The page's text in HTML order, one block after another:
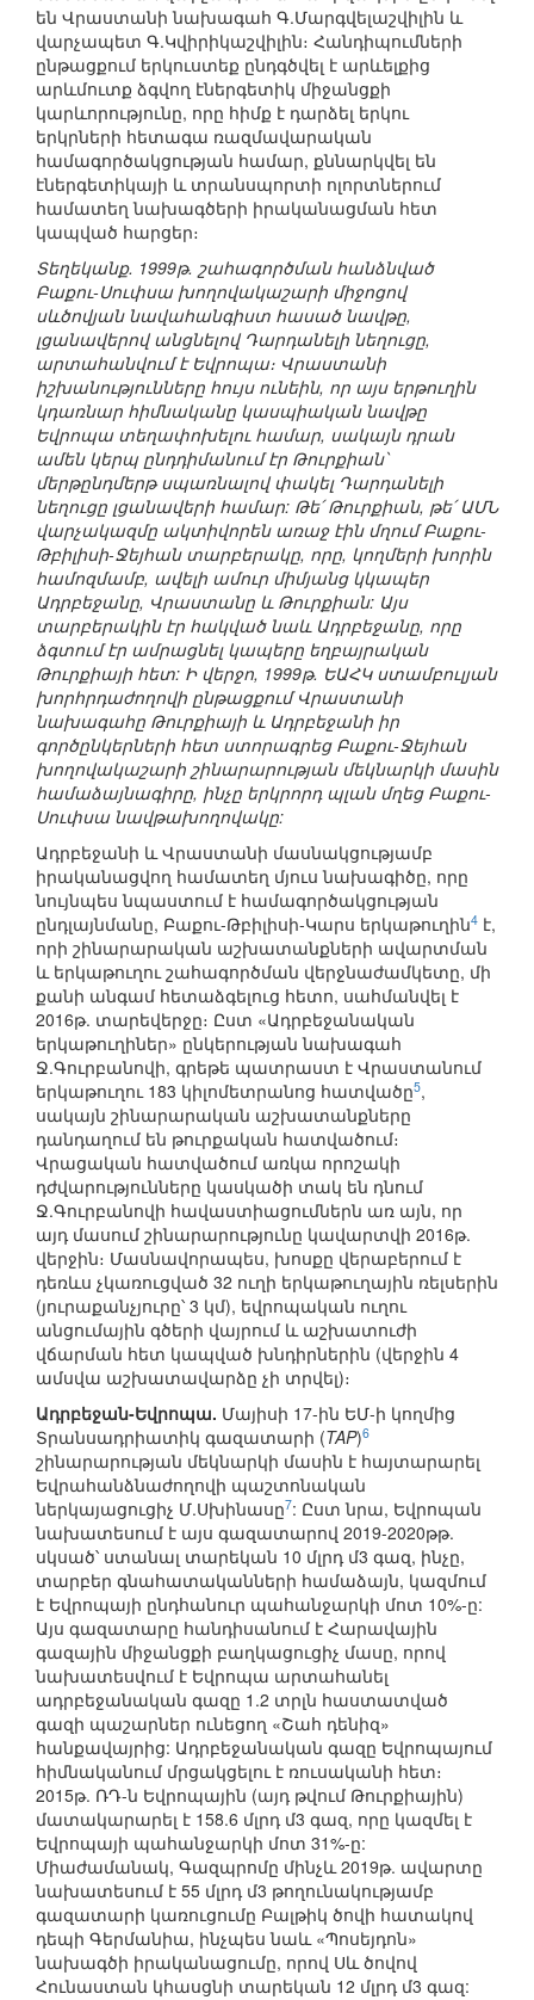
են Վրաստանի նախագահ Գ.Մարգվելաշվիլին և
վարչապետ Գ.Կվիրիկաշվիլին։ Հանդիպումների
ընթացքում երկուստեք ընդգծվել է արևելքից
արևմուտք ձգվող էներգետիկ միջանցքի
կարևորությունը, որը հիմք է դարձել երկու
երկրների հետագա ռազմավարական
համագործակցության համար, քննարկվել են
էներգետիկայի և տրանսպորտի ոլորտներում
համատեղ նախագծերի իրականացման հետ
կապված հարցեր։
Տեղեկանք. 1999թ. շահագործման հանձնված
Բաքու-Սուփսա խողովակաշարի միջոցով
սևծովյան նավահանգիստ հասած նավթը,
լցանավերով անցնելով Դարդանելի նեղուցը,
արտահանվում է Եվրոպա։ Վրաստանի
իշխանությունները հույս ունեին, որ այս երթուղին
կդառնար հիմնականը կասպիական նավթը
Եվրոպա տեղափոխելու համար, սակայն դրան
ամեն կերպ ընդդիմանում էր Թուրքիան՝
մերթընդմերթ սպառնալով փակել Դարդանելի
նեղուցը լցանավերի համար: Թե՛ Թուրքիան, թե՛ ԱՄՆ
վարչակազմը ակտիվորեն առաջ էին մղում Բաքու-
Թբիլիսի-Ջեյհան տարբերակը, որը, կողմերի խորին
համոզմամբ, ավելի ամուր միմյանց կկապեր
Ադրբեջանը, Վրաստանը և Թուրքիան: Այս
տարբերակին էր հակված նաև Ադրբեջանը, որը
ձգտում էր ամրացնել կապերը եղբայրական
Թուրքիայի հետ: Ի վերջո, 1999թ. ԵԱՀԿ ստամբուլյան
խորհրդաժողովի ընթացքում Վրաստանի
նախագահը Թուրքիայի և Ադրբեջանի իր
գործընկերների հետ ստորագրեց Բաքու-Ջեյհան
խողովակաշարի շինարարության մեկնարկի մասին
համաձայնագիրը, ինչը երկրորդ պլան մղեց Բաքու-
Սուփսա նավթախողովակը:
Ադրբեջանի և Վրաստանի մասնակցությամբ
իրականացվող համատեղ մյուս նախագիծը, որը
նույնպես նպաստում է համագործակցության
ընդլայնմանը, Բաքու-Թբիլիսի-Կարս երկաթուղին4 է,
որի շինարարական աշխատանքների ավարտման
և երկաթուղու շահագործման վերջնաժամկետը, մի
քանի անգամ հետաձգելուց հետո, սահմանվել է
2016թ. տարեվերջը։ Ըստ «Ադրբեջանական
երկաթուղիներ» ընկերության նախագահ
Ջ.Գուրբանովի, գրեթե պատրաստ է Վրաստանում
երկաթուղու 183 կիլոմետրանոց հատվածը5,
սակայն շինարարական աշխատանքները
դանդաղում են թուրքական հատվածում։
Վրացական հատվածում առկա որոշակի
դժվարությունները կասկածի տակ են դնում
Ջ.Գուրբանովի հավաստիացումներն առ այն, որ
այդ մասում շինարարությունը կավարտվի 2016թ.
վերջին։ Մասնավորապես, խոսքը վերաբերում է
դեռևս չկառուցված 32 ուղի երկաթուղային ռելսերին
(յուրաքանչյուրը՝ 3 կմ), եվրոպական ուղու
անցումային գծերի վայրում և աշխատուժի
վճարման հետ կապված խնդիրներին (վերջին 4
ամսվա աշխատավարձը չի տրվել)։
Ադրբեջան-Եվրոպա. Մայիսի 17-ին ԵՄ-ի կողմից
Տրանսադրիատիկ գազատարի (TAP)6
շինարարության մեկնարկի մասին է հայտարարել
Եվրահանձնաժողովի պաշտոնական
ներկայացուցիչ Մ.Սխինասը7: Ըստ նրա, Եվրոպան
նախատեսում է այս գազատարով 2019-2020թթ.
սկսած՝ ստանալ տարեկան 10 մլրդ մ3 գազ, ինչը,
տարբեր գնահատականների համաձայն, կազմում
է Եվրոպայի ընդհանուր պահանջարկի մոտ 10%-ը:
Այս գազատարը հանդիսանում է Հարավային
գազային միջանցքի բաղկացուցիչ մասը, որով
նախատեսվում է Եվրոպա արտահանել
ադրբեջանական գազը 1.2 տրլն հաստատված
գազի պաշարներ ունեցող «Շահ դենիզ»
հանքավայրից: Ադրբեջանական գազը Եվրոպայում
հիմնականում մրցակցելու է ռուսականի հետ։
2015թ. ՌԴ-ն Եվրոպային (այդ թվում Թուրքիային)
մատակարարել է 158.6 մլրդ մ3 գազ, որը կազմել է
Եվրոպայի պահանջարկի մոտ 31%-ը:
Միաժամանակ, Գազպրոմը մինչև 2019թ. ավարտը
նախատեսում է 55 մլրդ մ3 թողունակությամբ
գազատարի կառուցումը Բալթիկ ծովի հատակով
դեպի Գերմանիա, ինչպես նաև «Պոսեյդոն»
նախագծի իրականացումը, որով Սև ծովով
Հունաստան կհասցնի տարեկան 12 մլրդ մ3 գազ: